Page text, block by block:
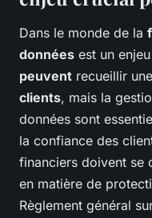
Dans le monde de la
données est un
peuvent recueillir
clients, mais la
données sont
la confiance des
financiers doivent se
en matière de
Règlement général